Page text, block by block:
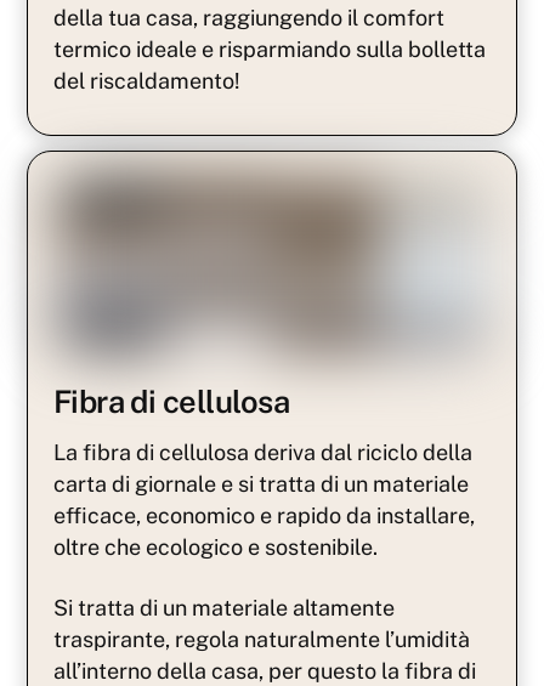
della tua casa, raggiungendo il comfort
termico ideale e risparmiando sulla bolletta
del riscaldamento!
Fibra di cellulosa
La fibra di cellulosa deriva dal riciclo della
carta di giornale e si tratta di un materiale
efficace, economico e rapido da installare,
oltre che ecologico e sostenibile.
Si tratta di un materiale altamente
traspirante, regola naturalmente l’umidità
all’interno della casa, per questo la fibra di